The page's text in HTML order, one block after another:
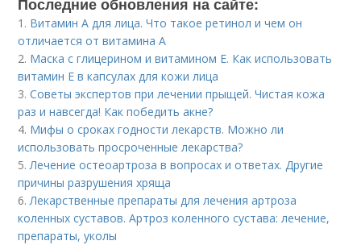
1. Витамин A для лица. Что такое ретинол и чем он
отличается от витамина А
2. Маска с глицерином и витамином Е. Как использовать
витамин E в капсулах для кожи лица
3.Советы экспертов при лечении прыщей. Чистая кожа
раз и навсегда! Как победить акне?
4. Мифы о сроках годности лекарств. Можно ли
использовать просроченные лекарства?
5.Лечение остеоартроза в вопросах и ответах. Другие
причины разрушения хряща
6.Лекарственные препараты для лечения артроза
коленных суставов. Артроз коленного сустава: лечение,
препараты, уколы